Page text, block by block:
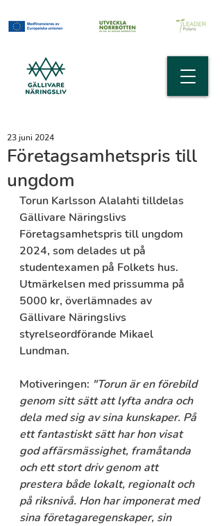
Företagsamhetspris till
ungdom
23 juni 2024
Torun Karlsson Alalahti tilldelas
Gällivare Näringslivs
Företagsamhetspris till ungdom
2024, som delades ut på
studentexamen på Folkets hus.
Utmärkelsen med prissumma på
5000 kr, överlämnades av
Gällivare Näringslivs
styrelseordförande Mikael
Lundman.
Motiveringen: "Torun är en förebild
genom sitt sätt att lyfta andra och
dela med sig av sina kunskaper. På
ett fantastiskt sätt har hon visat
god affärsmässighet, framåtanda
och ett stort driv genom att
prestera både lokalt, regionalt och
på riksnivå. Hon har imponerat med
sina företagaregenskaper, sin